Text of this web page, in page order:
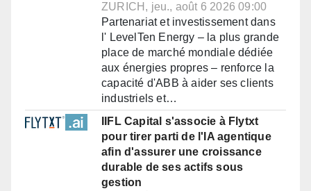
ZURICH, jeu., août 6 2026 09:00
Partenariat et investissement dans
l' LevelTen Energy – la plus grande
place de marché mondiale dédiée
aux énergies propres – renforce la
capacité d'ABB à aider ses clients
industriels et…
IIFL Capital s'associe à Flytxt
pour tirer parti de l'IA agentique
afin d'assurer une croissance
durable de ses actifs sous
gestion